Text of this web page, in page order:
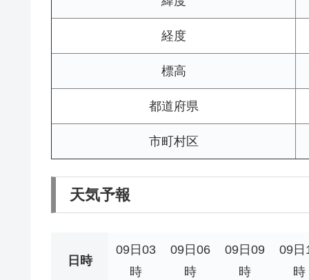
経度
標高
都道府県
市町村区
天気予報
日時
09日03
時
09日06
時
09日09
時
09日
時